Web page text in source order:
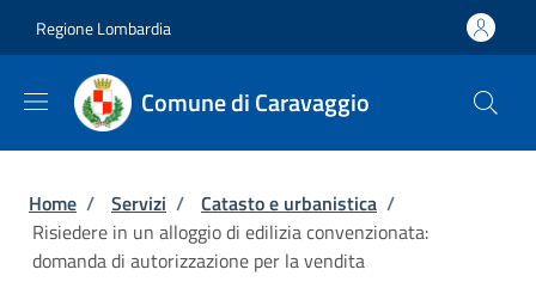
Regione Lombardia
Comune di Caravaggio
Briciole di pane
Home / Servizi / Catasto e urbanistica /
Risiedere in un alloggio di edilizia convenzionata:
domanda di autorizzazione per la vendita